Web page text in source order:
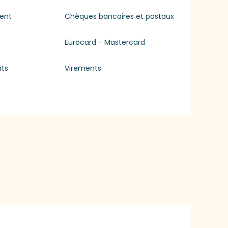
Chèques bancaires et postaux
Eurocard - Mastercard
Virements